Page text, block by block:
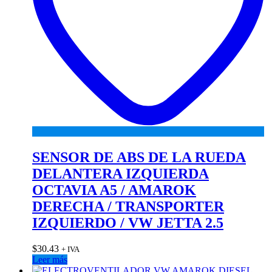
SENSOR DE ABS DE LA RUEDA
DELANTERA IZQUIERDA
OCTAVIA A5 / AMAROK
DERECHA / TRANSPORTER
IZQUIERDO / VW JETTA 2.5
$30.43 + IVA
Leer más